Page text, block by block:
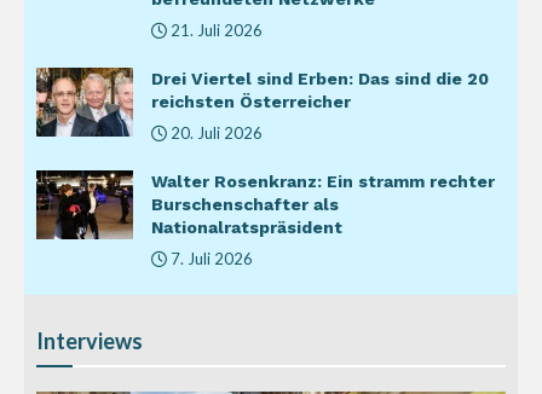
21. Juli 2026
Drei Viertel sind Erben: Das sind die 20
reichsten Österreicher
20. Juli 2026
Walter Rosenkranz: Ein stramm rechter
Burschenschafter als
Nationalratspräsident
7. Juli 2026
Interviews